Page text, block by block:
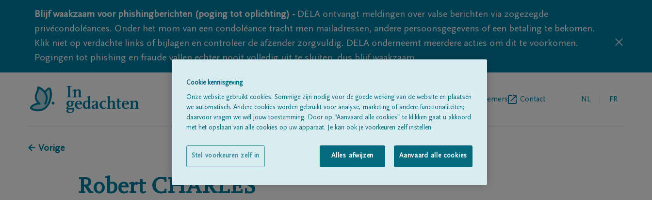
Blijf waakzaam voor phishingberichten (poging tot oplichting) - DELA ontvangt meldingen over valse berichten via zogezegde
privécondoléances. Onder het mom van een condoléance tracht men mailadressen, andere persoonsgegevens of een betaling te bekomen.
Klik niet op verdachte links of bijlagen en controleer de afzender zorgvuldig. DELA onderneemt meerdere acties om dit te voorkomen.
Pogingen tot phishing en fraude vallen echter nooit volledig uit te sluiten, dus blijf waakzaam.
Alle rouwberichtenOver onsBegrafenisondernemers Contact NL FR
← Vorige
Robert CHARLES
Cookie kennisgeving
Onze website gebruikt cookies. Sommige zijn nodig voor de goede werking van de website en plaatsen
we automatisch. Andere cookies worden gebruikt voor analyse, marketing of andere functionaliteiten;
daarvoor vragen we wél jouw toestemming. Door op “Aanvaard alle cookies” te klikken gaat u akkoord
met het opslaan van alle cookies op uw apparaat. Je kan ook je voorkeuren zelf instellen.
Alles afwijzen Aanvaard alle cookies
Stel voorkeuren zelf in